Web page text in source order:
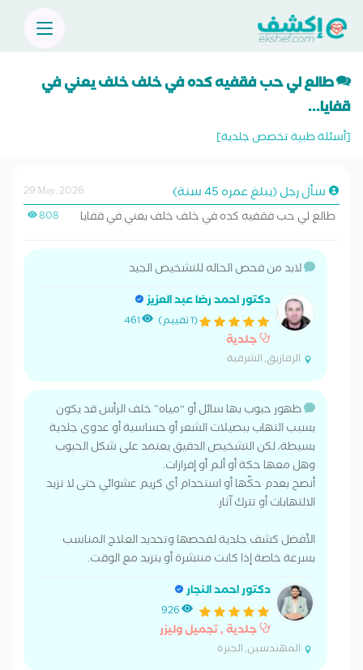
طالع لي حب فقفيه كده في خلف خلف يعني في
قفايا...
[أسئلة طبية تخصص جلدية]
سأل رجل (يبلغ عمره 45 سنة)
29 May, 2026
808
طالع لي حب فقفيه كده في خلف خلف يعني في قفايا
لابد من فحص الحاله للتشخيص الجيد
دكتور احمد رضا عبد العزيز
(1 تقييم) 461
جلدية
الزقازيق, الشرقية
ظهور حبوب بها سائل أو “مياه” خلف الرأس قد يكون
بسبب التهاب ببصيلات الشعر أو حساسية أو عدوى جلدية
بسيطة، لكن التشخيص الدقيق يعتمد على شكل الحبوب
وهل معها حكة أو ألم أو إفرازات.
أنصح بعدم حكّها أو استخدام أي كريم عشوائي حتى لا تزيد
الالتهابات أو تترك آثار.
الأفضل كشف جلدية لفحصها وتحديد العلاج المناسب
بسرعة خاصة إذا كانت منتشرة أو بتزيد مع الوقت.
دكتور احمد النجار
926
جلدية , تجميل وليزر
المهندسين, الجيزة